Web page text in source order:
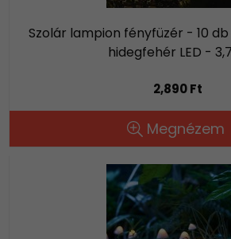
Szolár lampion fényfüzér - 10
hidegfehér LED -
2,890 Ft
Megnézem